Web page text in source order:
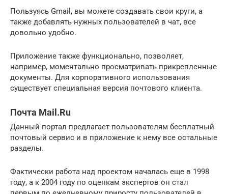
Пользуясь Gmail, вы можете создавать свои круги, а
также добавлять нужных пользователей в чат, все
довольно удобно.
Приложение также функционально, позволяет,
например, моментально просматривать прикрепленные
документы. Для корпоративного использования
существует специальная версия почтового клиента.
Почта Mail.Ru
Данный портал предлагает пользователям бесплатный
почтовый сервис и в приложение к нему все остальные
разделы.
Фактически работа над проектом началась еще в 1998
году, а к 2004 году по оценкам экспертов он стал